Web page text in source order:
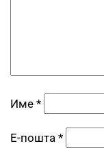
Име *
Е-пошта *